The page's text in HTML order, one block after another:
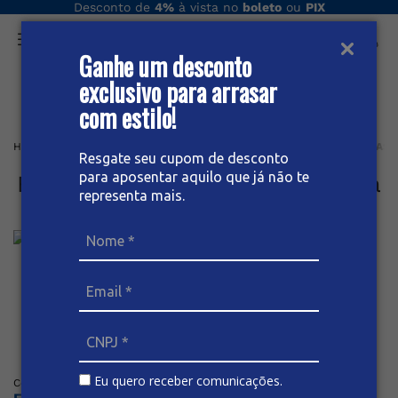
Ganhe um desconto
exclusivo para arrasar
com estilo!
Resgate seu cupom de desconto
para aposentar aquilo que já não te
representa mais.
Eu quero receber comunicações.
Desconto de 4%à vista no boletoou PIX
O que você procura hoje?
Home
Bermuda Sarja Social Masculina
Plus Size
Posicione o mouse sob a imagem para dar zoom
Código 63910 BIVIK (